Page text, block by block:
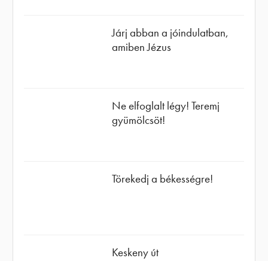
Járj abban a jóindulatban,
amiben Jézus
Ne elfoglalt légy! Teremj
gyümölcsöt!
Törekedj a békességre!
Keskeny út